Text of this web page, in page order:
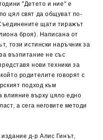
"Детето и ние" е
цял свят да общуват по-
щати тиражът
броя). Написана от
този истински наръчник за
възпитание не със
нови техники за
родителите говорят с
подход към
влияние върху цяло едно
а сега неговите методи
д-р Алис Гинът,